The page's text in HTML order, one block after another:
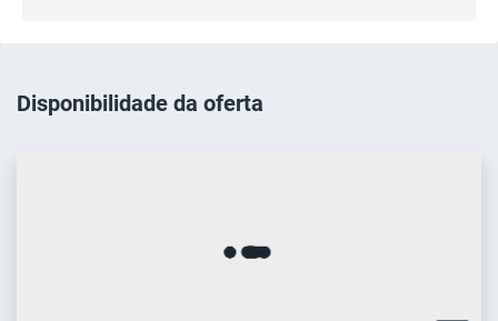
Disponibilidade da oferta